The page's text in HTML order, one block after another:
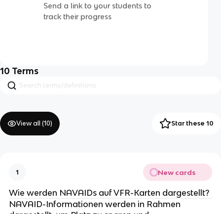
Send a link to your students to
track their progress
10 Terms
View all (10) Star these 10
1 New cards
Wie werden NAVAIDs auf VFR-Karten dargestellt?
NAVAID-Informationen werden in Rahmen